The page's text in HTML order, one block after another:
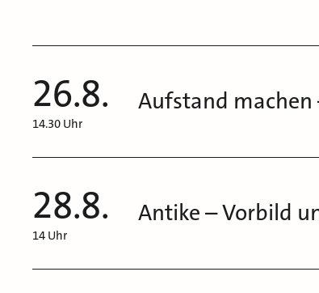
26.8.
14.30 Uhr
Aufstand machen
28.8.
14 Uhr
Antike – Vorbild